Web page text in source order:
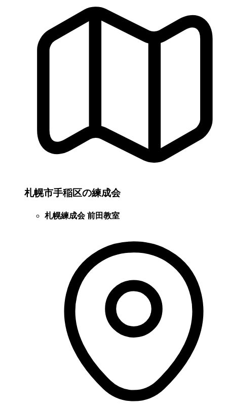
札幌市手稲区の練成会
札幌練成会 前田教室